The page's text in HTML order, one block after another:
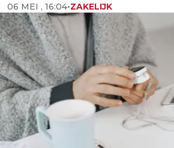
06 MEI , 16:04•ZAKELIJK